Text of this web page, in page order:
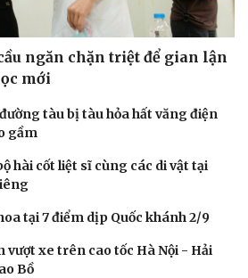
ngăn chặn triệt để gian lận
mới
tàu bị tàu hỏa hất văng điện
gầm
hài cốt liệt sĩ cùng các di vật tại
tại 7 điểm dịp Quốc khánh 2/9
vượt xe trên cao tốc Hà Nội - Hải
Bồ